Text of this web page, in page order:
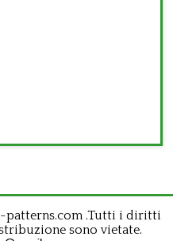
patterns.com .Tutti i diritti
sono vietate.